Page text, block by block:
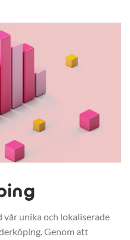
unika och lokaliserade
Genom att